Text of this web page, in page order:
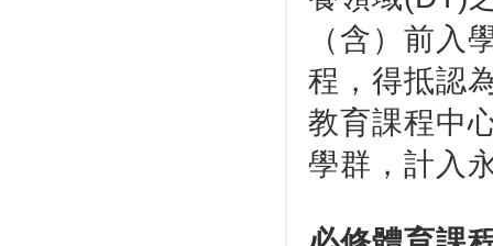
（含）前入
程，得抵認
教育課程中
學群，計入